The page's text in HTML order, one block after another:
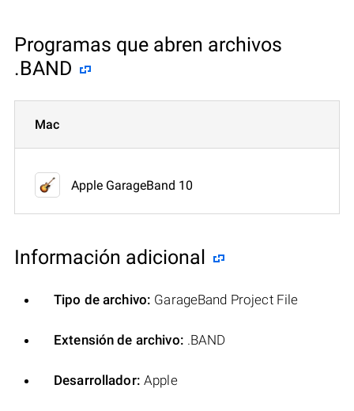
Programas que abren archivos
.BAND
Mac
Apple GarageBand 10
Información adicional
Tipo de archivo: GarageBand Project File
Extensión de archivo: .BAND
Desarrollador: Apple